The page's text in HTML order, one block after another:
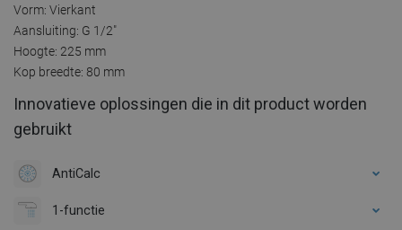
Vorm: Vierkant
Aansluiting: G 1/2"
Hoogte: 225 mm
Kop breedte: 80 mm
Innovatieve oplossingen die in dit product worden
gebruikt
AntiCalc
1-functie